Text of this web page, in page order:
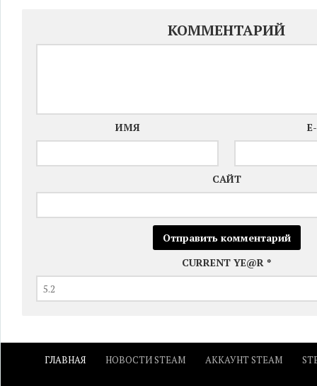
КОММЕНТАРИЙ
ИМЯ
САЙТ
CURRENT YE@R *
ГЛАВНАЯ НОВОСТИ STEAM АККАУНТ STEAM